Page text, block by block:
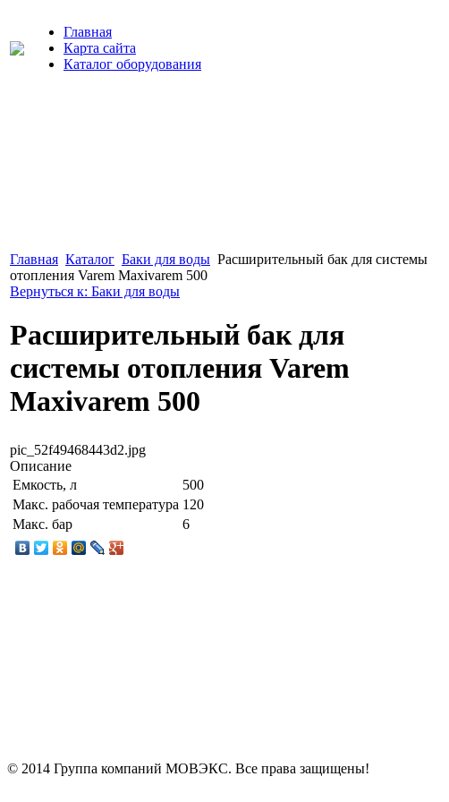
Главная
Карта сайта
Каталог оборудования
Главная Каталог Баки для воды Расширительный бак для системы
отопления Varem Maxivarem 500
Вернуться к: Баки для воды
Расширительный бак для
системы отопления Varem
Maxivarem 500
pic_52f49468443d2.jpg
Описание
Емкость, л
500
Макс. рабочая температура 120
Макс. бар
6
© 2014 Группа компаний МОВЭКС. Все права защищены!